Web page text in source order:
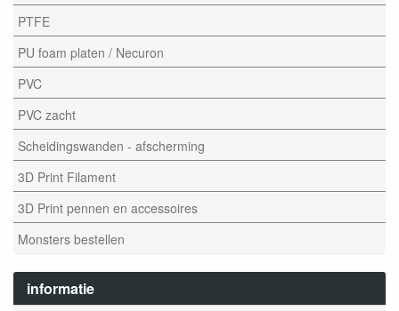
PTFE
PU foam platen / Necuron
PVC
PVC zacht
Scheidingswanden - afscherming
3D Print Filament
3D Print pennen en accessoires
Monsters bestellen
informatie